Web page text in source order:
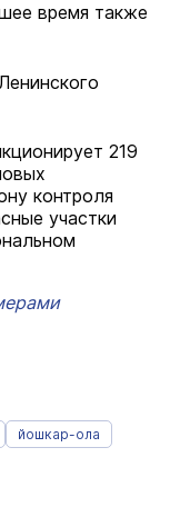
время также
219
контроля
участки
йошкар-ола